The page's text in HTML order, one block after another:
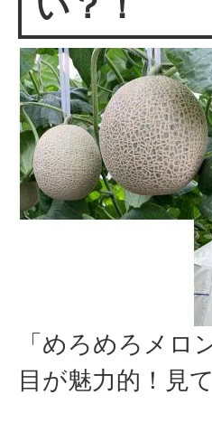
「めろめろメロ
目が魅力的！見